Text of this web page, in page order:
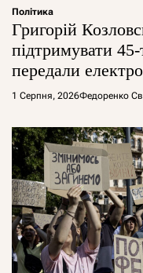
Політика
Григорій
підтримувати
передали
1 Серпня, 2026Федоренко